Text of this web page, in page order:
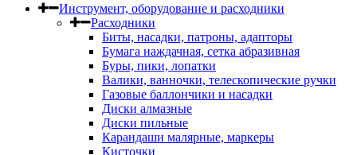
Инструмент, оборудование и расходники
Расходники
Биты, насадки, патроны, адапторы
Бумага наждачная, сетка абразивная
Буры, пики, лопатки
Валики, ванночки, телескопические ручки
Газовые баллончики и насадки
Диски алмазные
Диски пильные
Карандаши малярные, маркеры
Кисточки